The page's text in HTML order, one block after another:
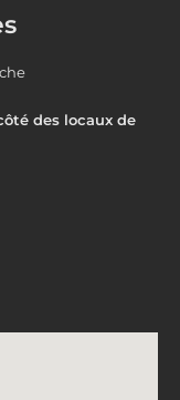
des locaux de